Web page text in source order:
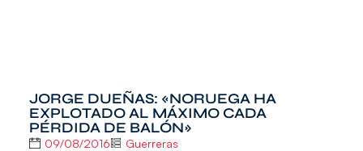
JORGE DUEÑAS: «NORUEGA HA
EXPLOTADO AL MÁXIMO CADA
PÉRDIDA DE BALÓN»
09/08/2016 Guerreras